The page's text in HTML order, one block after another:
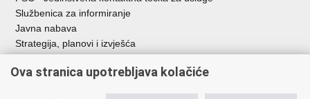
Službenica za informiranje
Javna nabava
Strategija, planovi i izvješća
Ova stranica upotrebljava kolačiće